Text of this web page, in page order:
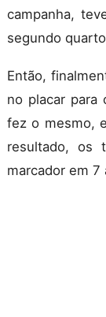
campanha,
segundo
Então,
no placar para
fez o mesmo,
resultado, os
marcador em 7